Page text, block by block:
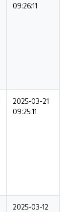
09:26:11
2025-03-21
09:25:11
2025-03-12